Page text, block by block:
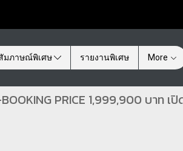
มภาษณ์พิเศษ รายงานพิเศษ More
PRICE 1,999,900 บาท เ